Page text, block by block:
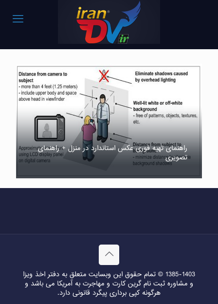
راهنمای تهیه فوری عکس استاندارد در منزل + راهنمای
تصویری
1385-1403 © تمام حقوق این وبسایت متعلق به دفتر اخذ ویزا
و مشاوره ثبت نام گرین کارت و مهاجرت به آمریکا می باشد و
هرگونه کپی برداری پیگرد قانونی دارد.